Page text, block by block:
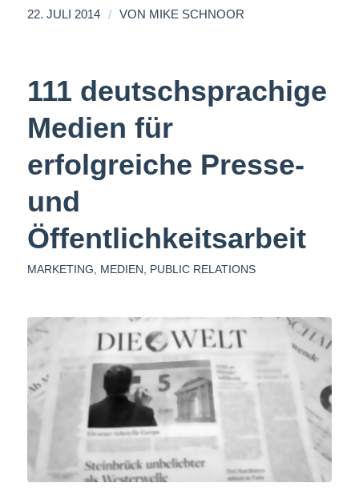
22. JULI 2014 / VON MIKE SCHNOOR
111 deutschsprachige
Medien für
erfolgreiche Presse-
und
Öffentlichkeitsarbeit
MARKETING MEDIEN PUBLIC RELATIONS